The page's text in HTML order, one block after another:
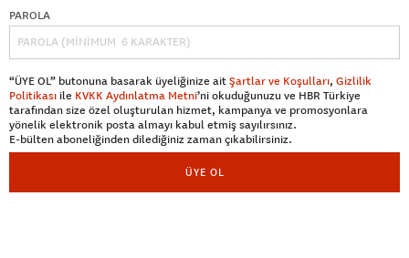
PAROLA
“ÜYE OL” butonuna basarak üyeliğinize aitŞartlar ve Koşulları, Gizlilik
Politikası ile KVKK Aydınlatma Metni’ni okuduğunuzu ve HBR Türkiye
tarafından size özel oluşturulan hizmet, kampanya ve promosyonlara
yönelik elektronik posta almayı kabul etmiş sayılırsınız.
E-bülten aboneliğinden dilediğiniz zaman çıkabilirsiniz.
ÜYE OL